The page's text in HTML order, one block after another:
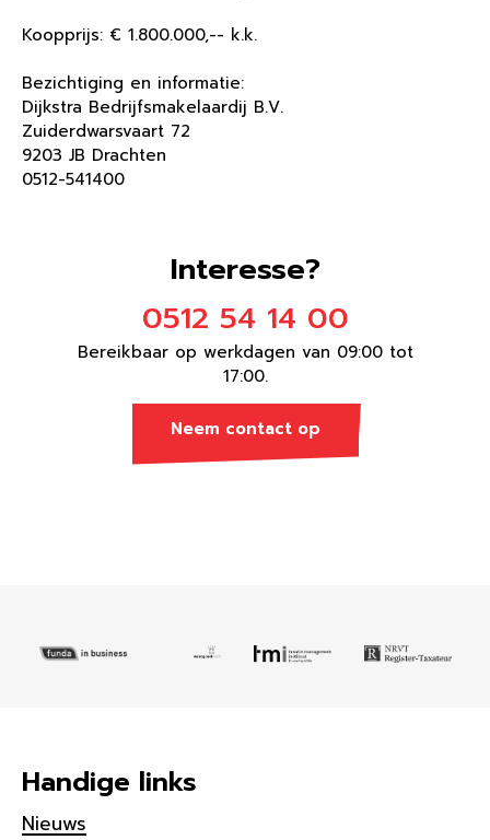
Koopprijs: € 1.800.000,-- k.k.
Bezichtiging en informatie:
Dijkstra Bedrijfsmakelaardij B.V.
Zuiderdwarsvaart 72
9203 JB Drachten
0512-541400
Interesse?
0512 54 14 00
Bereikbaar op werkdagen van 09:00 tot
17:00.
Neem contact op
Handige links
Nieuws